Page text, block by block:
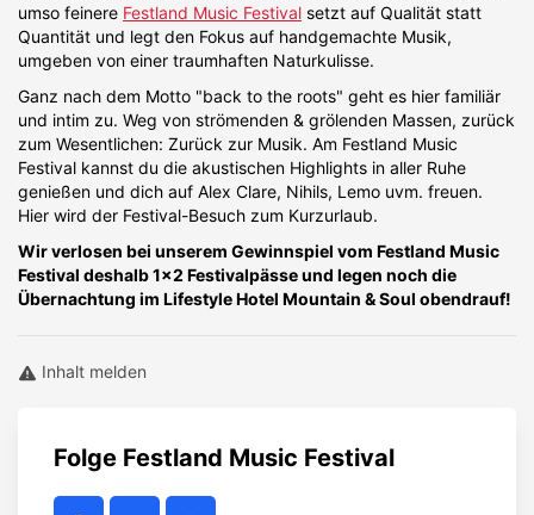
umso feinere Festland Music Festival setzt auf Qualität statt
Quantität und legt den Fokus auf handgemachte Musik,
umgeben von einer traumhaften Naturkulisse.
Ganz nach dem Motto "back to the roots" geht es hier familiär
und intim zu. Weg von strömenden & grölenden Massen, zurück
zum Wesentlichen: Zurück zur Musik. Am Festland Music
Festival kannst du die akustischen Highlights in aller Ruhe
genießen und dich auf Alex Clare, Nihils, Lemo uvm. freuen.
Hier wird der Festival-Besuch zum Kurzurlaub.
Wir verlosen bei unserem Gewinnspiel vom Festland Music
Festival deshalb 1x2 Festivalpässe und legen noch die
Übernachtung im Lifestyle Hotel Mountain & Soul obendrauf!
Inhalt melden
Folge Festland Music Festival